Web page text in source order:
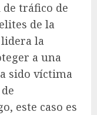
tráfico de
de la
lidera la
a una
sido víctima
este caso es